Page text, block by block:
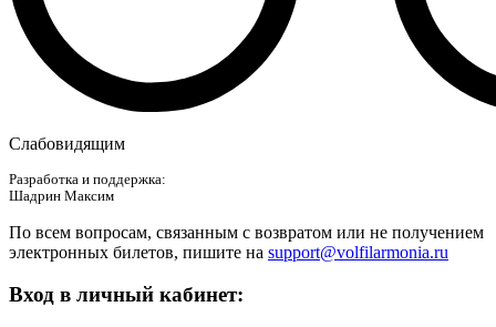
Слабовидящим
Разработка и поддержка:
Шадрин Максим
По всем вопросам, связанным с возвратом или не получением
электронных билетов, пишите на support@volfilarmonia.ru
Вход в личный кабинет: